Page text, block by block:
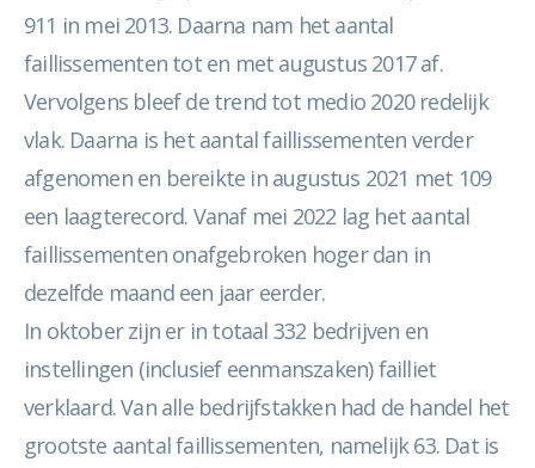
911 in mei 2013. Daarna nam het aantal
faillissementen tot en met augustus 2017 af.
Vervolgens bleef de trend tot medio 2020 redelijk
vlak. Daarna is het aantal faillissementen verder
afgenomen en bereikte in augustus 2021 met 109
een laagterecord. Vanaf mei 2022 lag het aantal
faillissementen onafgebroken hoger dan in
dezelfde maand een jaar eerder.
In oktober zijn er in totaal 332 bedrijven en
instellingen (inclusief eenmanszaken) failliet
verklaard. Van alle bedrijfstakken had de handel het
grootste aantal faillissementen, namelijk 63. Dat is